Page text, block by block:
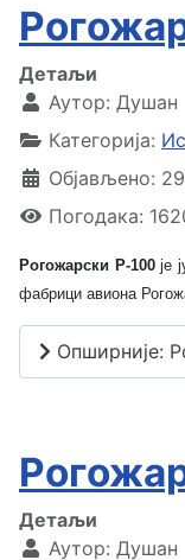
Детаљи
Аутор: Душан
Категорија:
Објављено:
Погодака:
Рогожарски Р-100је
фабрици авиона
Опширније:
Детаљи
Аутор: Душан